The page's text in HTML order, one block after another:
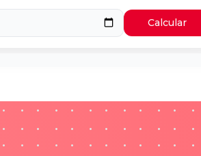
Calcular